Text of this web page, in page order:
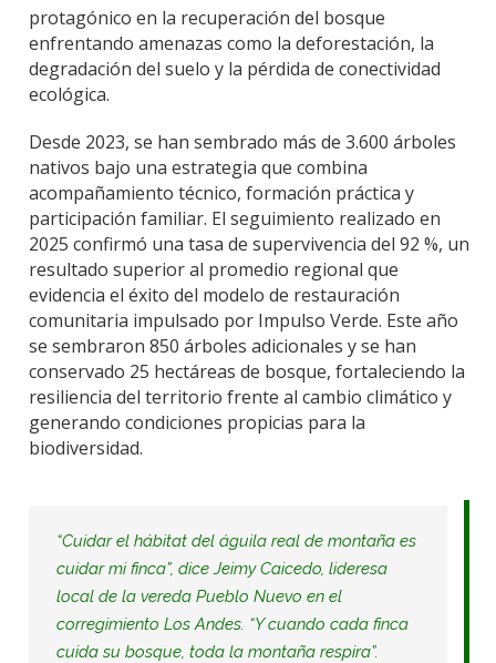
protagónico en la recuperación del bosque
enfrentando amenazas como la deforestación, la
degradación del suelo y la pérdida de conectividad
ecológica.
Desde 2023, se han sembrado más de 3.600 árboles
nativos bajo una estrategia que combina
acompañamiento técnico, formación práctica y
participación familiar. El seguimiento realizado en
2025 confirmó una tasa de supervivencia del 92 %, un
resultado superior al promedio regional que
evidencia el éxito del modelo de restauración
comunitaria impulsado por Impulso Verde. Este año
se sembraron 850 árboles adicionales y se han
conservado 25 hectáreas de bosque, fortaleciendo la
resiliencia del territorio frente al cambio climático y
generando condiciones propicias para la
biodiversidad.
“Cuidar el hábitat del águila real de montaña es
cuidar mi finca”, diceJeimy Caicedo, lideresa
local de la vereda Pueblo Nuevo en el
corregimiento Los Andes. “Y cuando cada finca
cuida su bosque, toda la montaña respira”.